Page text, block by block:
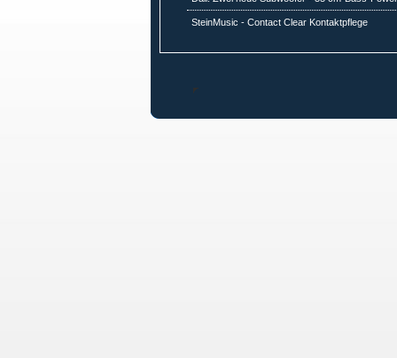
SteinMusic - Contact Clear Kontaktpflege